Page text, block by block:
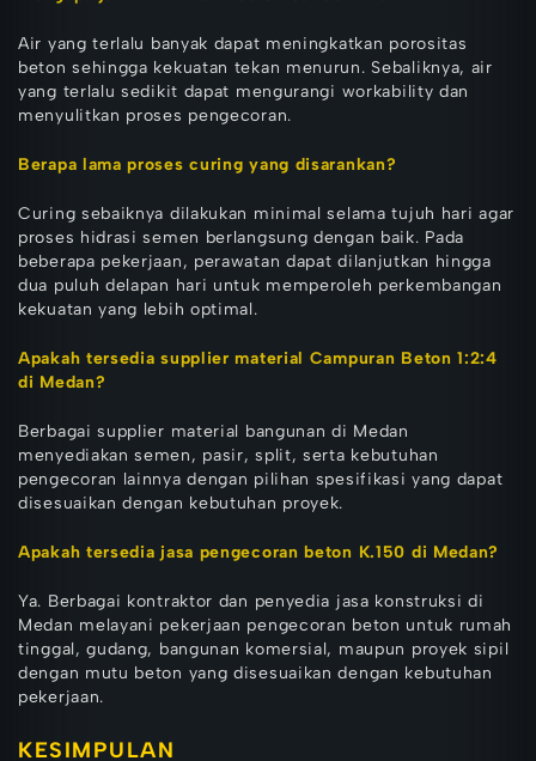
Air yang terlalu banyak dapat meningkatkan porositas
beton sehingga kekuatan tekan menurun. Sebaliknya, air
yang terlalu sedikit dapat mengurangi workability dan
menyulitkan proses pengecoran.
Berapa lama proses curing yang disarankan?
Curing sebaiknya dilakukan minimal selama tujuh hari agar
proses hidrasi semen berlangsung dengan baik. Pada
beberapa pekerjaan, perawatan dapat dilanjutkan hingga
dua puluh delapan hari untuk memperoleh perkembangan
kekuatan yang lebih optimal.
Apakah tersedia supplier material Campuran Beton 1:2:4
di Medan?
Berbagai supplier material bangunan di Medan
menyediakan semen, pasir, split, serta kebutuhan
pengecoran lainnya dengan pilihan spesifikasi yang dapat
disesuaikan dengan kebutuhan proyek.
Apakah tersedia jasa pengecoran beton K.150 di Medan?
Ya. Berbagai kontraktor dan penyedia jasa konstruksi di
Medan melayani pekerjaan pengecoran beton untuk rumah
tinggal, gudang, bangunan komersial, maupun proyek sipil
dengan mutu beton yang disesuaikan dengan kebutuhan
pekerjaan.
KESIMPULAN